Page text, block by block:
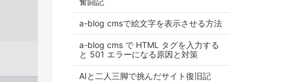
a-blog cmsで絵文字を表示させる方法
a-blog cms で HTML タグを入力する
と 501 エラーになる原因と対策
AIと二人三脚で挑んだサイト復旧記